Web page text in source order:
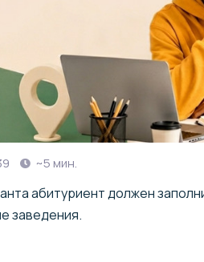
~5 мин.
абитуриент должен
заведения.